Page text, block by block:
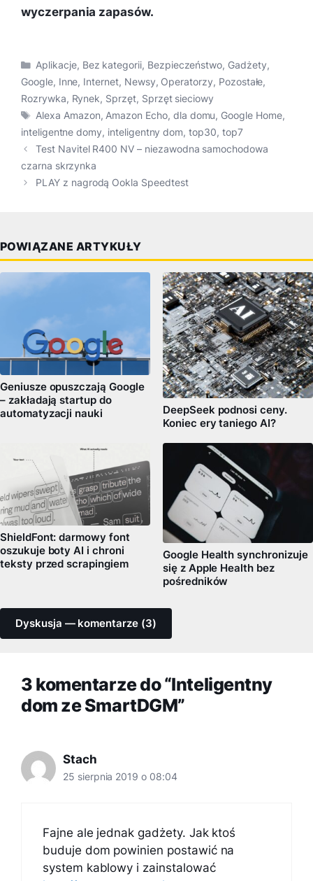
wyczerpania zapasów.
Kategorie
Aplikacje, Bez kategorii, Bezpieczeństwo, Gadżety,
Google, Inne, Internet, Newsy, Operatorzy, Pozostałe,
Rozrywka, Rynek, Sprzęt, Sprzęt sieciowy
Tagi
Alexa Amazon,Amazon Echo, dla domu, Google Home,
inteligentne domy, inteligentny dom,top30, top7
Test Navitel R400 NV – niezawodna samochodowa
czarna skrzynka
PLAY z nagrodą Ookla Speedtest
POWIĄZANE ARTYKUŁY
Geniusze opuszczają Google
– zakładają startup do
automatyzacji nauki
DeepSeek podnosi ceny.
Koniec ery taniego AI?
ShieldFont: darmowy font
oszukuje boty AI i chroni
teksty przed scrapingiem
Google Health synchronizuje
się z Apple Health bez
pośredników
Dyskusja — komentarze (3)
3 komentarze do “Inteligentny
dom ze SmartDGM”
Stach
25 sierpnia 2019 o 08:04
Fajne ale jednak gadżety. Jak ktoś
buduje dom powinien postawić na
system kablowy i zainstalować